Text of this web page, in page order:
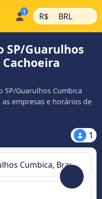
R$ | BRL |
SP/Guarulhos
SP/Guarulhos Cumbica
as empresas e horários de
1